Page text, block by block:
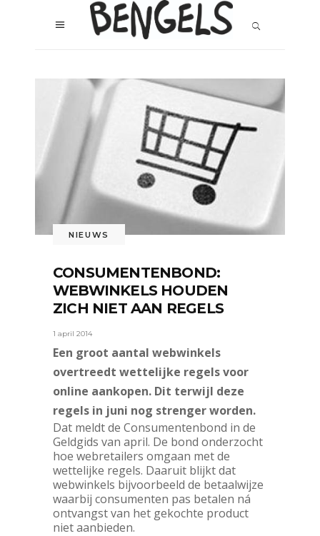
NIEUWS
CONSUMENTENBOND:
WEBWINKELS HOUDEN
ZICH NIET AAN REGELS
1 april 2014
Een groot aantal webwinkels
overtreedt wettelijke regels voor
online aankopen. Dit terwijl deze
regels in juni nog strenger worden.
Dat meldt de Consumentenbond in de
Geldgids van april. De bond onderzocht
hoe webretailers omgaan met de
wettelijke regels. Daaruit blijkt dat
webwinkels bijvoorbeeld de betaalwijze
waarbij consumenten pas betalen ná
ontvangst van het gekochte product
niet aanbieden.